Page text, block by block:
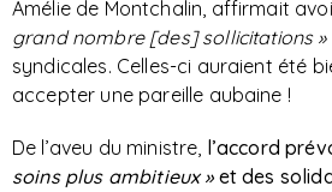
Amélie de Montchalin, affirmait
grand nombre [des] sollicitations »
syndicales. Celles-ci auraient été
accepter une pareille aubaine !
De l’aveu du ministre, l’accord
soins plus ambitieux »et des